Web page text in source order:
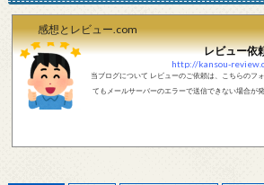
感想とレビュー.com
レビュー依
http://kansou-
当ブログについて レビューのご依頼は、こちらのフォームからお願いいたします。 返信し
てもメールサーバーのエラーで送信できない場合が